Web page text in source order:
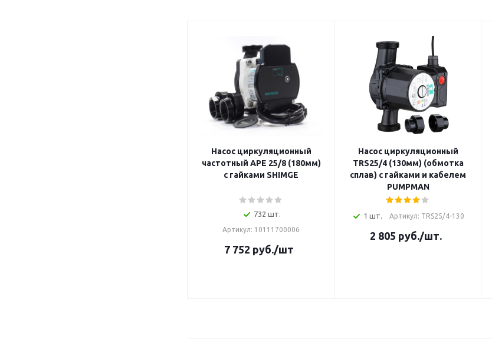
Насос циркуляционный
частотный APE 25/8 (180мм)
с гайками SHIMGE
732 шт.
Артикул: 10111700006
7 752 руб./шт
Насос циркуляционный
TRS25/4 (130мм) (обмотка
сплав) с гайками и кабелем
PUMPMAN
1 шт. Артикул: TRS25/4-130
2 805 руб./шт.